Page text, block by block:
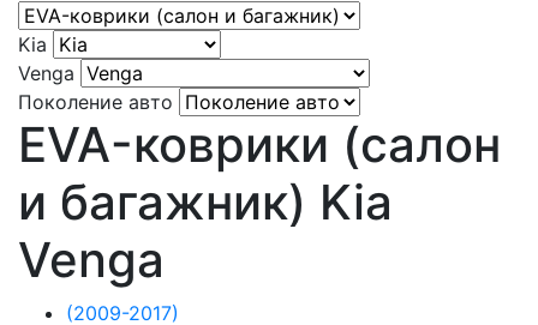
Kia
Venga
Поколение авто
EVA-коврики (салон
и багажник) Kia
Venga
(2009-2017)